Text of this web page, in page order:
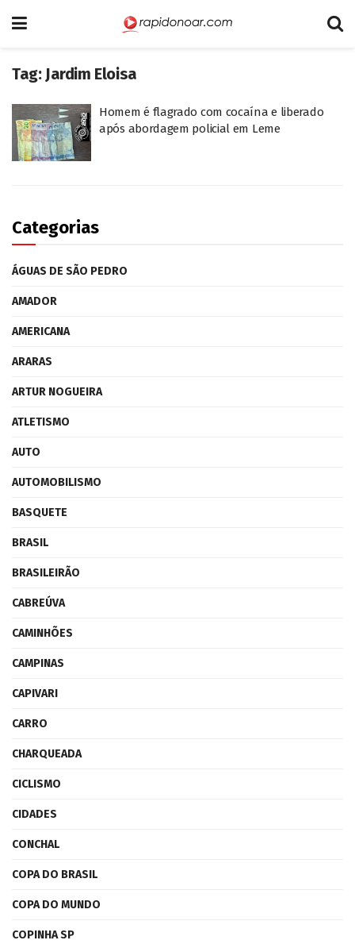
Tag: Jardim Eloisa
Homem é flagrado com cocaína e liberado
após abordagem policial em Leme
Categorias
ÁGUAS DE SÃO PEDRO
AMADOR
AMERICANA
ARARAS
ARTUR NOGUEIRA
ATLETISMO
AUTO
AUTOMOBILISMO
BASQUETE
BRASIL
BRASILEIRÃO
CABREÚVA
CAMINHÕES
CAMPINAS
CAPIVARI
CARRO
CHARQUEADA
CICLISMO
CIDADES
CONCHAL
COPA DO BRASIL
COPA DO MUNDO
COPINHA SP